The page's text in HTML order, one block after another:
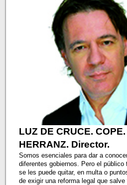
LUZ DE CRUCE.
HERRANZ. Director.
Somos esenciales para dar a
diferentes gobiernos. Pero el
se les puede quitar, en multa o
de exigir una reforma legal que salve